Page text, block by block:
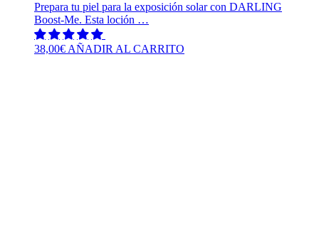
Prepara tu piel para la exposición solar con DARLING
Boost-Me. Esta loción …
38,00€ AÑADIR AL CARRITO